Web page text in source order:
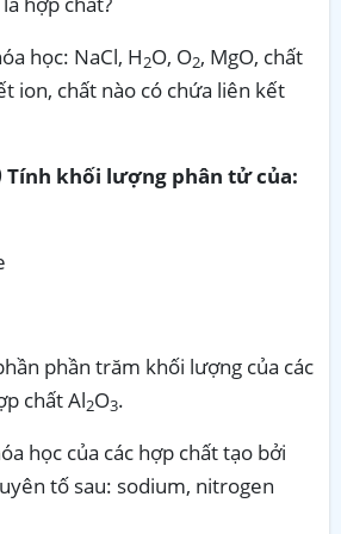
học: NaCl, H2O, O2, MgO, chất
ion, chất nào có chứa liên kết
Tính khối lượng phân tử của:
phần trăm khối lượng của các
chất Al2O3.
học của các hợp chất tạo bởi
tố sau: sodium, nitrogen